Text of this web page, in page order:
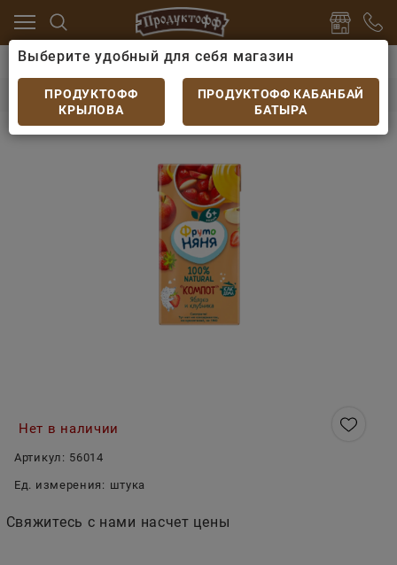
Детский сок, вода, пюре, смузи
Компот Фруто-Няня Яблоко-Клубничный 0,2л
Нет в наличии
Артикул: 56014
Ед. измерения: штука
Свяжитесь с нами насчет цены
Выберите удобный для себя магазин
ПРОДУКТОФФ
КРЫЛОВА
ПРОДУКТОФФ КАБАНБАЙ
БАТЫРА